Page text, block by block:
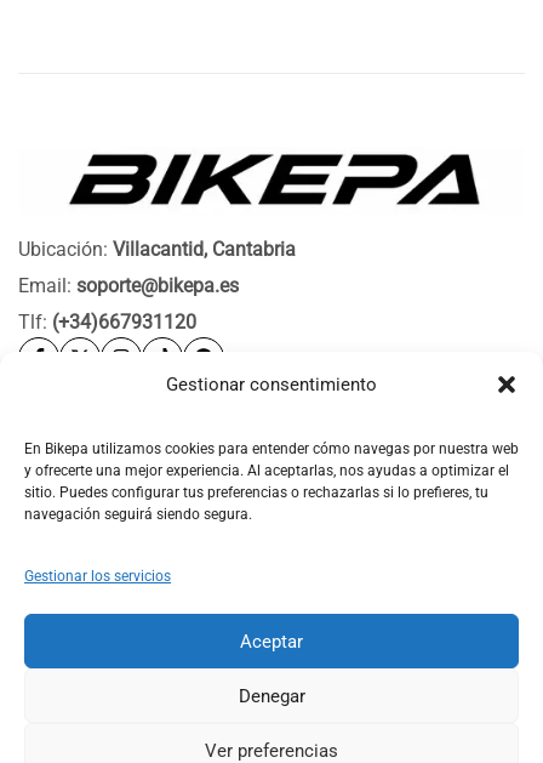
Gestionar consentimiento
En Bikepa utilizamos cookies para entender cómo navegas por nuestra web
y ofrecerte una mejor experiencia. Al aceptarlas, nos ayudas a optimizar el
sitio. Puedes configurar tus preferencias o rechazarlas si lo prefieres, tu
navegación seguirá siendo segura.
Gestionar los servicios
Aceptar
Denegar
Ver preferencias
Ubicación: Villacantid, Cantabria
Email: soporte@bikepa.es
Tlf: (+34)667931120
Bikepa
Newsletter Bikepa
© 2026 Bikepa. Todos los derechos reservados.